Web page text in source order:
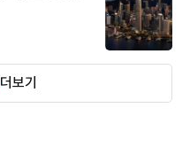
더보기